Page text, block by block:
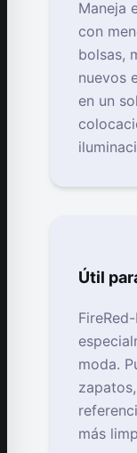
Maneja
con
bolsas,
nuevos
en un
Útil
moda.
más